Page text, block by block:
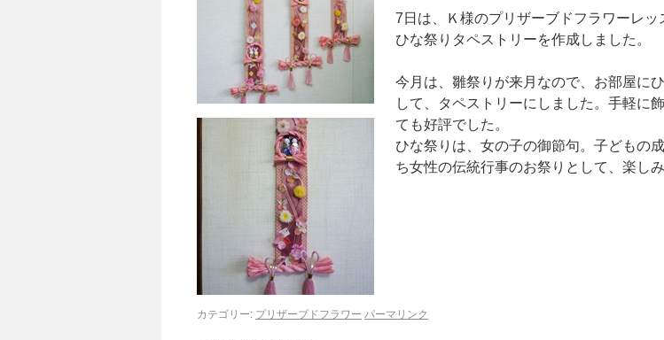
7日は、Ｋ様のプリザーブドフラワーレッ
ひな祭りタペストリーを作成しました。
今月は、雛祭りが来月なので、お部屋に
して、タペストリーにしました。手軽に
ても好評でした。
ひな祭りは、女の子の御節句。子どもの
ち女性の伝統行事のお祭りとして、楽しみ
カテゴリー: プリザーブドフラワー パーマリンク